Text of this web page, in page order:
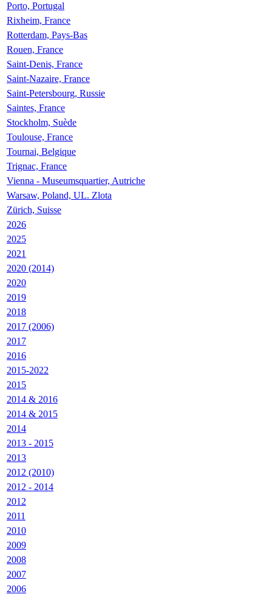
Porto, Portugal
Rixheim, France
Rotterdam, Pays-Bas
Rouen, France
Saint-Denis, France
Saint-Nazaire, France
Saint-Petersbourg, Russie
Saintes, France
Stockholm, Suède
Toulouse, France
Tournai, Belgique
Trignac, France
Vienna - Museumsquartier, Autriche
Warsaw, Poland, UL. Zlota
Zürich, Suisse
2026
2025
2021
2020 (2014)
2020
2019
2018
2017 (2006)
2017
2016
2015-2022
2015
2014 & 2016
2014 & 2015
2014
2013 - 2015
2013
2012 (2010)
2012 - 2014
2012
2011
2010
2009
2008
2007
2006